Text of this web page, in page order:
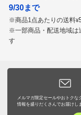
9/30まで
※商品1点あたりの送料¥
※一部商品・配送地域は
す
メルマガ限定セールやおトク
情報を盛りだくさんでお届けし